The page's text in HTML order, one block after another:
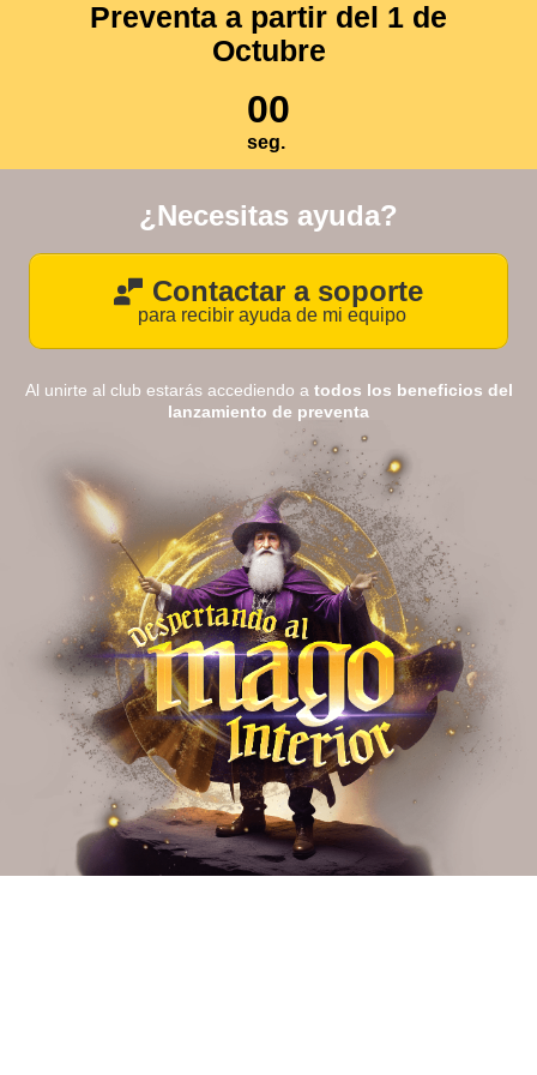
Preventa a partir del 1 de
Octubre
00
seg.
¿Necesitas ayuda?
Contactar a soporte
para recibir ayuda de mi equipo
Al unirte al club estarás accediendo a todos los beneficios del
lanzamiento de preventa